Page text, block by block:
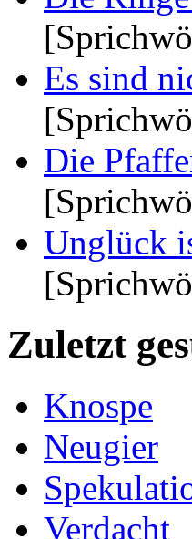
Es sind
Die
Unglück
Zuletzt
Knospe
Neugier
Verdacht